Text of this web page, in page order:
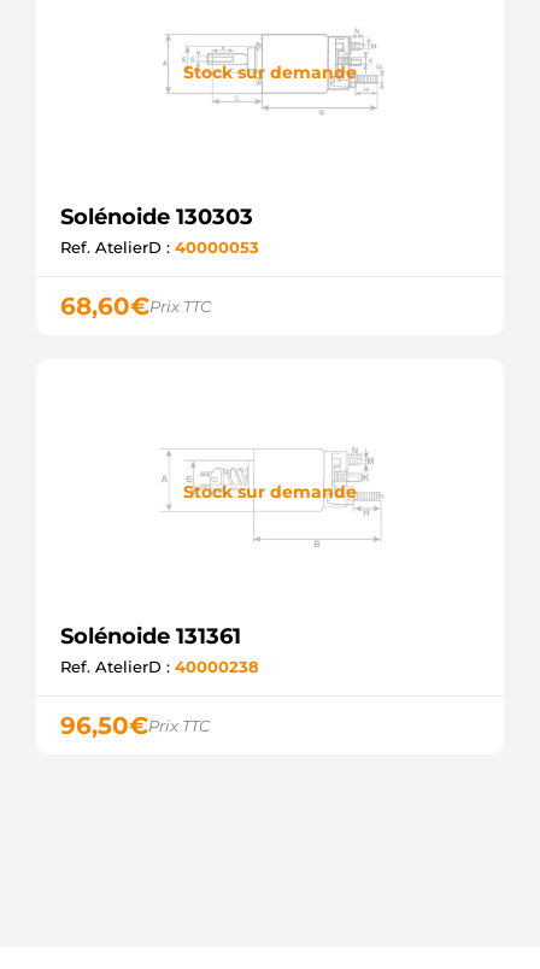
Stock sur demande
Solénoide 130303
Ref. AtelierD : 40000053
68,60€Prix TTC
Stock sur demande
Solénoide 131361
Ref. AtelierD : 40000238
96,50€Prix TTC